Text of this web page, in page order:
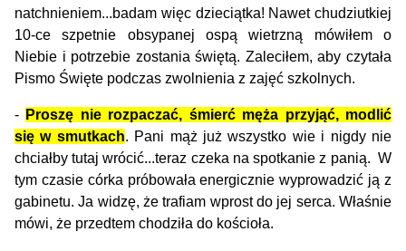
natchnieniem...badam więc dzieciątka! Nawet chudziutkiej
10-ce szpetnie obsypanej ospą wietrzną mówiłem o
Niebie i potrzebie zostania świętą. Zaleciłem, aby czytała
Pismo Święte podczas zwolnienia z zajęć szkolnych.
- Proszę nie rozpaczać, śmierć męża przyjąć, modlić
się w smutkach. Pani mąż już wszystko wie i nigdy nie
chciałby tutaj wrócić...teraz czeka na spotkanie z panią. W
tym czasie córka próbowała energicznie wyprowadzić ją z
gabinetu. Ja widzę, że trafiam wprost do jej serca. Właśnie
mówi, że przedtem chodziła do kościoła.